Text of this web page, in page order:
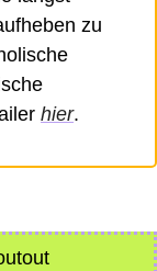
zu
hier.